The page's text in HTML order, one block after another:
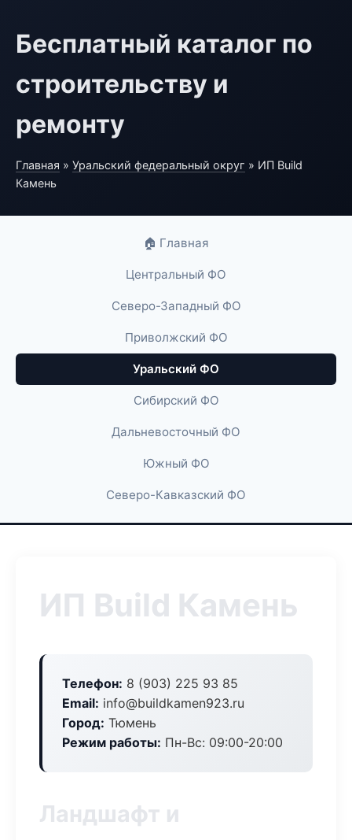
Бесплатный каталог по
строительству и
ремонту
Главная » Уральский федеральный округ » ИП Build
Камень
🏠 Главная
Центральный ФО
Северо-Западный ФО
Приволжский ФО
Уральский ФО
Сибирский ФО
Дальневосточный ФО
Южный ФО
Северо-Кавказский ФО
ИП Build Камень
Телефон: 8 (903) 225 93 85
Email: info@buildkamen923.ru
Город: Тюмень
Режим работы: Пн-Вс: 09:00-20:00
Ландшафт и